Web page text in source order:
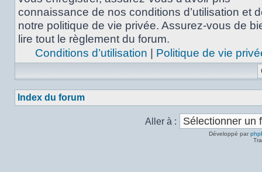
connaissance de nos conditions d’utilisation et
notre politique de vie privée. Assurez-vous de
lire tout le règlement du forum.
Conditions d’utilisation | Politique de vie
Index du forum
Aller à :
Développé par